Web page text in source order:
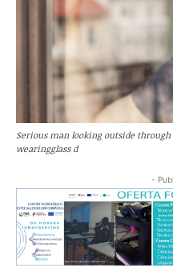
Serious man looking outside
wearingglass d
-